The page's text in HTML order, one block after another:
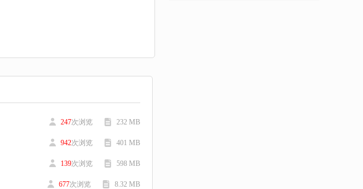
232 MB
247次浏览
401 MB
942次浏览
598 MB
139次浏览
8.32 MB
677次浏览